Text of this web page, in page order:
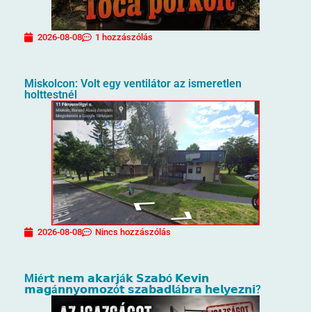
2026-08-08 1 hozzászólás
Miskolcon: Volt egy ventilátor az ismeretlen
holttestnél
2026-08-08 Nincs hozzászólás
M𝗶é𝗿𝘁 𝗻𝗲𝗺 𝗮𝗸𝗮𝗿𝗷á𝗸 𝗦𝘇𝗮𝗯ó 𝗞𝗲𝘃𝗶𝗻
𝗺𝗮𝗴á𝗻𝗻𝘆𝗼𝗺𝗼𝘇ó𝘁 𝘀𝘇𝗮𝗯𝗮𝗱𝗹á𝗯𝗿𝗮 𝗵𝗲𝗹𝘆𝗲𝘇𝗻𝗶?